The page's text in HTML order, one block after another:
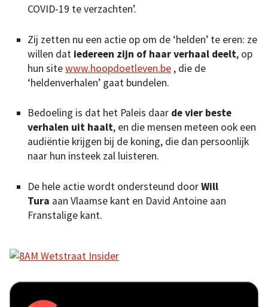
COVID-19 te verzachten’.
Zij zetten nu een actie op om de ‘helden’ te eren: ze
willen dat iedereen zijn of haar verhaal deelt, op
hun sitewww.hoopdoetleven.be , die de
‘heldenverhalen’ gaat bundelen.
Bedoeling is dat het Paleis daar de vier beste
verhalen uit haalt, en die mensen meteen ook een
audiëntie krijgen bij de koning, die dan persoonlijk
naar hun insteek zal luisteren.
De hele actie wordt ondersteund doorWill
Tura aan Vlaamse kant en David Antoine aan
Franstalige kant.